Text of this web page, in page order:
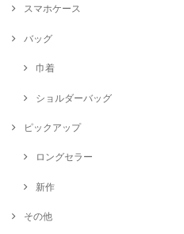
スマホケース
バッグ
巾着
ショルダーバッグ
ピックアップ
ロングセラー
新作
その他